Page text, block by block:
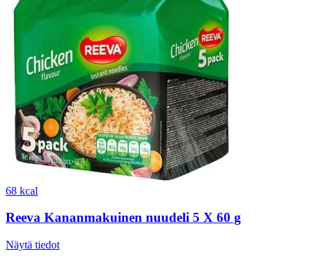
68 kcal
Reeva Kananmakuinen nuudeli 5 X 60 g
Näytä tiedot